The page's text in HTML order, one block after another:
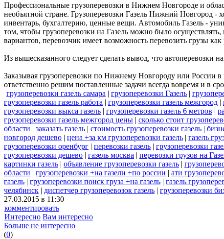
Профессиональные грузоперевозки в Нижнем Новгороде и
необъятной стране. Грузоперевозки Газель Нижний Новгород -
инвентарь, бухгалтерию, ценные вещи. Автомобиль Газель -
том, чтобы грузоперевозки на Газель можно было
вариантов, перевозчик имеет возможность перевозить грузы как
Из вышесказанного следует сделать вывод, что автоперевозки
Заказывая грузоперевозки по Нижнему Новгороду или России
ответственно решим поставленные задачи всегда вовремя и в
грузоперевозки газель самара | грузоперевозки Газель |
грузоперевозки газель работа | грузоперевозки газель межгород |
грузоперевозки выкса газель | грузоперевозки газель 6 метров |
грузоперевозки газель межгород цены | сколько стоит
области | заказать газель | стоимость грузоперевозки газель |
новгород дешево | цена +за км грузоперевозки газель | газель
грузоперевозки оренбург | перевозки газель | грузоперевозки
грузоперевозки дешево | газель москва | перевозки грузов на
картинки газель | объявление грузоперевозки газель |
области | грузоперевозки +на газели +по россии | ати
газель | грузоперевозки поиск груза +на газель | газель
челябинск | диспетчер грузоперевозок газель | грузоперевозки
27.03.2015 в 11:30
комментировать
Интересно Вам интересно
Больше не интересно
(0)